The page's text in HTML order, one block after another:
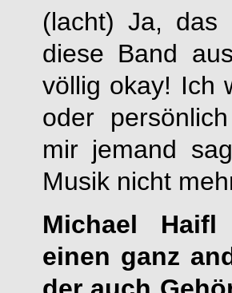
(lacht) Ja,
diese Band
völlig okay! Ich
oder
mir jemand
Musik nicht
Michael
einen ganz